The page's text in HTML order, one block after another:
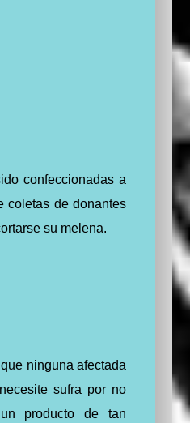
confeccionadas a
coletas de donantes
su melena.
ninguna afectada
sufra por no
producto de tan